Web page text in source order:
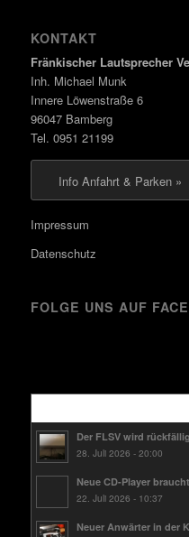
KONTAKT
Fränkischer Lautsprecher
Inh. Michael Munk
Innere Löwenstraße 6
96047 Bamberg
Tel. 0951 21199
Info Anfahrt & Parken »
Impressum
Datenschutz
FOLGE UNS AUF
Der FLSV wird
28. Juli 2026 - 20:00
Neue CD-Player
22. Juli 2026 - 10:37
Neuer Anwärter in der